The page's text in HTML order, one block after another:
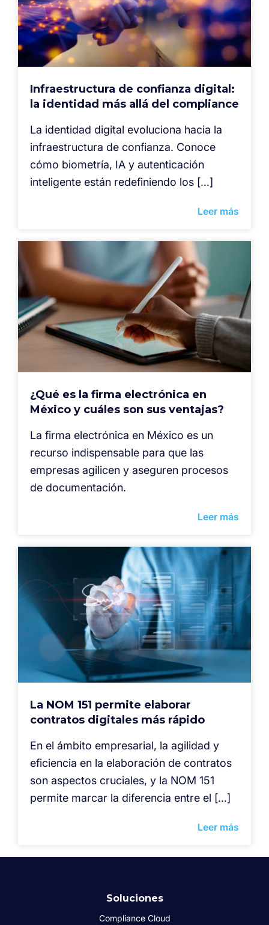
Infraestructura de confianza digital:
la identidad más allá del compliance
La identidad digital evoluciona hacia la
infraestructura de confianza. Conoce
cómo biometría, IA y autenticación
inteligente están redefiniendo los […]
Leer más
¿Qué es la firma electrónica en
México y cuáles son sus ventajas?
La firma electrónica en México es un
recurso indispensable para que las
empresas agilicen y aseguren procesos
de documentación.
Leer más
La NOM 151 permite elaborar
contratos digitales más rápido
En el ámbito empresarial, la agilidad y
eficiencia en la elaboración de contratos
son aspectos cruciales, y la NOM 151
permite marcar la diferencia entre el […]
Leer más
Soluciones
Compliance Cloud